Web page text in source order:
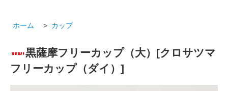
ホーム > カップ
黒薩摩フリーカップ（大）[クロサツマ
フリーカップ（ダイ）]